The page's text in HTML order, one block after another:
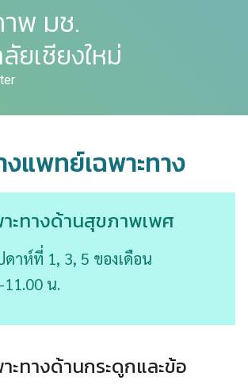
พ มช.
ยเชียงใหม่
งแพทย์เฉพาะทาง
ะทางด้านสุขภาพเพศ
ดาห์ที่ 1, 3, 5 ของเดือน
น.
ะทางด้านกระดูกและข้อ